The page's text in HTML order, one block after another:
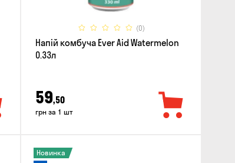
(0)
Напій комбуча Ever Aid Watermelon
0.33л
59,50
грн за 1 шт
Новинка